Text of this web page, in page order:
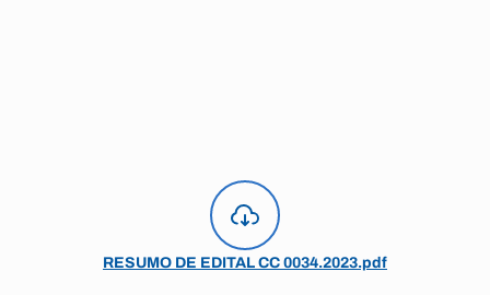
RESUMO DE EDITAL CC 0034.2023.pdf